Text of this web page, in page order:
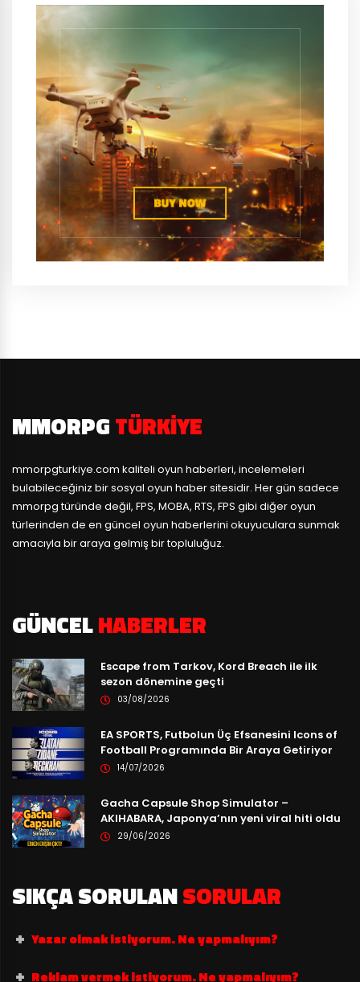
MMORPGTÜRKIYE
mmorpgturkiye.com kaliteli oyun haberleri, incelemeleri
bulabileceğiniz bir sosyal oyun haber sitesidir. Her gün sadece
mmorpg türünde değil, FPS, MOBA, RTS, FPS gibi diğer oyun
türlerinden de en güncel oyun haberlerini okuyuculara sunmak
amacıyla bir araya gelmiş bir topluluğuz.
GÜNCELHABERLER
Escape from Tarkov, Kord Breach ile ilk
sezon dönemine geçti
03/08/2026
EA SPORTS, Futbolun Üç Efsanesini Icons of
Football Programında Bir Araya Getiriyor
14/07/2026
Gacha Capsule Shop Simulator –
AKIHABARA, Japonya’nın yeni viral hiti oldu
29/06/2026
SIKÇA SORULANSORULAR
Yazar olmak istiyorum. Ne yapmalıyım?
Reklam vermek istiyorum. Ne yapmalıyım?